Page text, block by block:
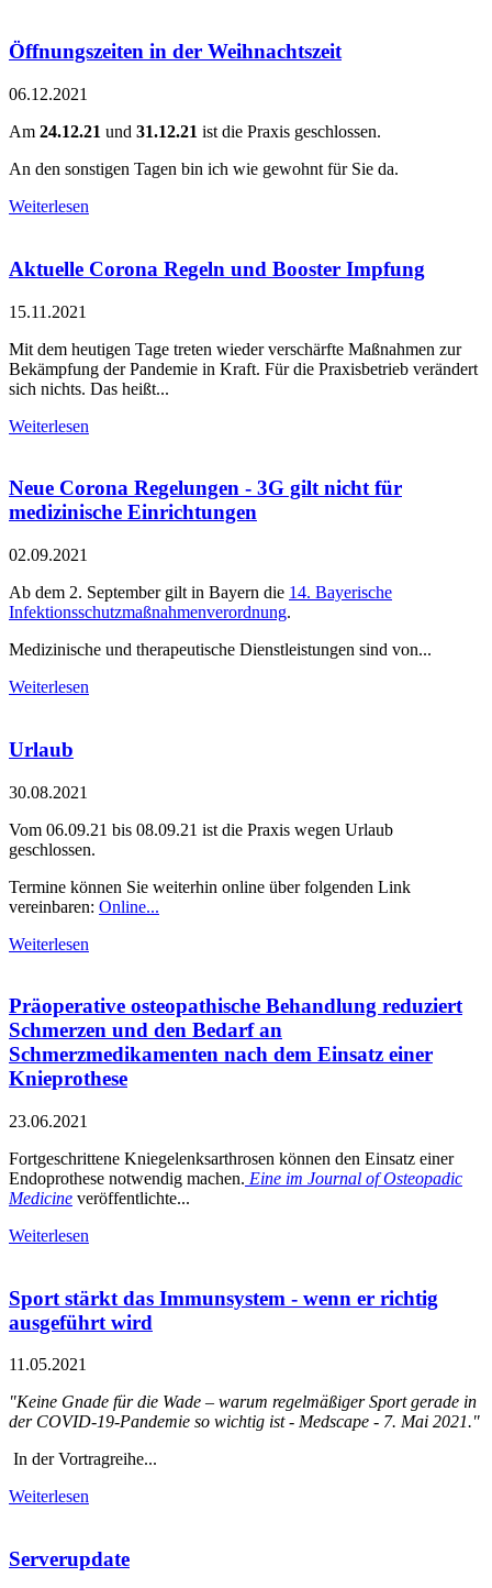
Öffnungszeiten in der Weihnachtszeit
06.12.2021
Am 24.12.21 und 31.12.21 ist die Praxis geschlossen.
An den sonstigen Tagen bin ich wie gewohnt für Sie da.
Weiterlesen
Aktuelle Corona Regeln und Booster Impfung
15.11.2021
Mit dem heutigen Tage treten wieder verschärfte Maßnahmen zur
Bekämpfung der Pandemie in Kraft. Für die Praxisbetrieb verändert
sich nichts. Das heißt...
Weiterlesen
Neue Corona Regelungen - 3G gilt nicht für
medizinische Einrichtungen
02.09.2021
Ab dem 2. September gilt in Bayern die 14. Bayerische
Infektionsschutzmaßnahmenverordnung.
Medizinische und therapeutische Dienstleistungen sind von...
Weiterlesen
Urlaub
30.08.2021
Vom 06.09.21 bis 08.09.21 ist die Praxis wegen Urlaub
geschlossen.
Termine können Sie weiterhin online über folgenden Link
vereinbaren: Online...
Weiterlesen
Präoperative osteopathische Behandlung reduziert
Schmerzen und den Bedarf an
Schmerzmedikamenten nach dem Einsatz einer
Knieprothese
23.06.2021
Fortgeschrittene Kniegelenksarthrosen können den Einsatz einer
Endoprothese notwendig machen. Eine im Journal of Osteopadic
Medicine veröffentlichte...
Weiterlesen
Sport stärkt das Immunsystem - wenn er richtig
ausgeführt wird
11.05.2021
"Keine Gnade für die Wade – warum regelmäßiger Sport gerade in
der COVID-19-Pandemie so wichtig ist - Medscape - 7. Mai 2021."
In der Vortragreihe...
Weiterlesen
Serverupdate